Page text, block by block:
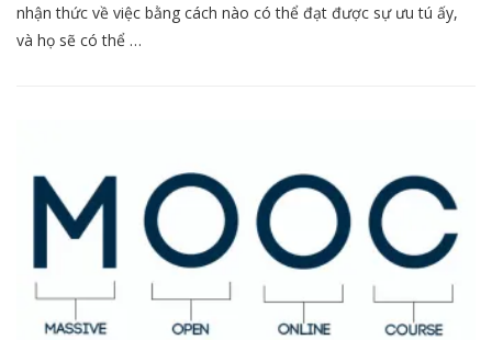
nhận thức về việc bằng cách nào có thể đạt được sự ưu tú ấy,
và họ sẽ có thể …